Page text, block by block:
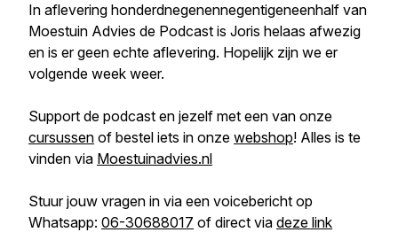
In aflevering honderdnegenennegentigeneenhalf van
Moestuin Advies de Podcast is Joris helaas afwezig
en is er geen echte aflevering. Hopelijk zijn we er
volgende week weer.
Support de podcast en jezelf met een van onze
cursussen of bestel iets in onze webshop! Alles is te
vinden via Moestuinadvies.nl
Stuur jouw vragen in via een voicebericht op
Whatsapp: 06-30688017 of direct via deze link